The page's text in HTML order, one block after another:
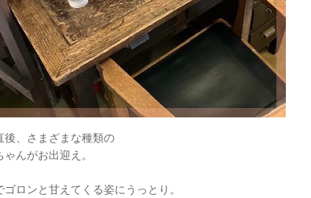
後、さまざまな種類の
ゃんがお出迎え。
ゴロンと甘えてくる姿にうっとり。